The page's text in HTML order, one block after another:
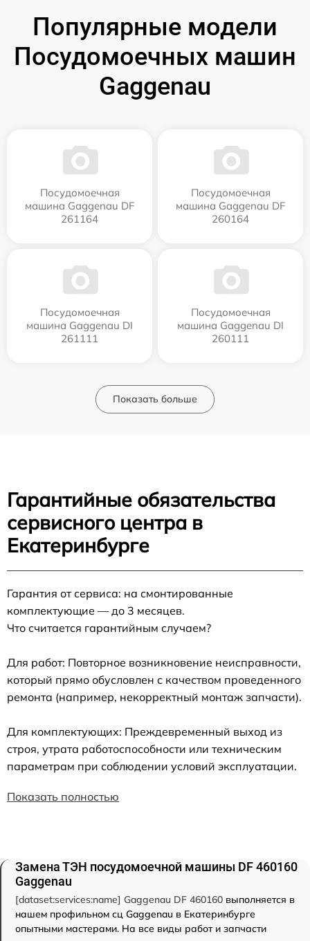
Популярные модели
Посудомоечных машин
Gaggenau
Посудомоечная
машина Gaggenau DF
261164
Посудомоечная
машина Gaggenau DF
260164
Посудомоечная
машина Gaggenau DI
261111
Посудомоечная
машина Gaggenau DI
260111
Показать больше
Гарантийные обязательства
сервисного центра в
Екатеринбурге
Гарантия от сервиса: на смонтированные
комплектующие — до 3 месяцев.
Что считается гарантийным случаем?
Для работ: Повторное возникновение неисправности,
который прямо обусловлен с качеством проведенного
ремонта (например, некорректный монтаж запчасти).
Для комплектующих: Преждевременный выход из
строя, утрата работоспособности или техническим
параметрам при соблюдении условий эксплуатации.
Показать полностью
Замена ТЭН посудомоечной машины DF 460160
Gaggenau
[dataset:services:name] Gaggenau DF 460160 выполняется в
нашем профильном сц Gaggenau в Екатеринбурге
опытными мастерами. На все виды работ и запчасти